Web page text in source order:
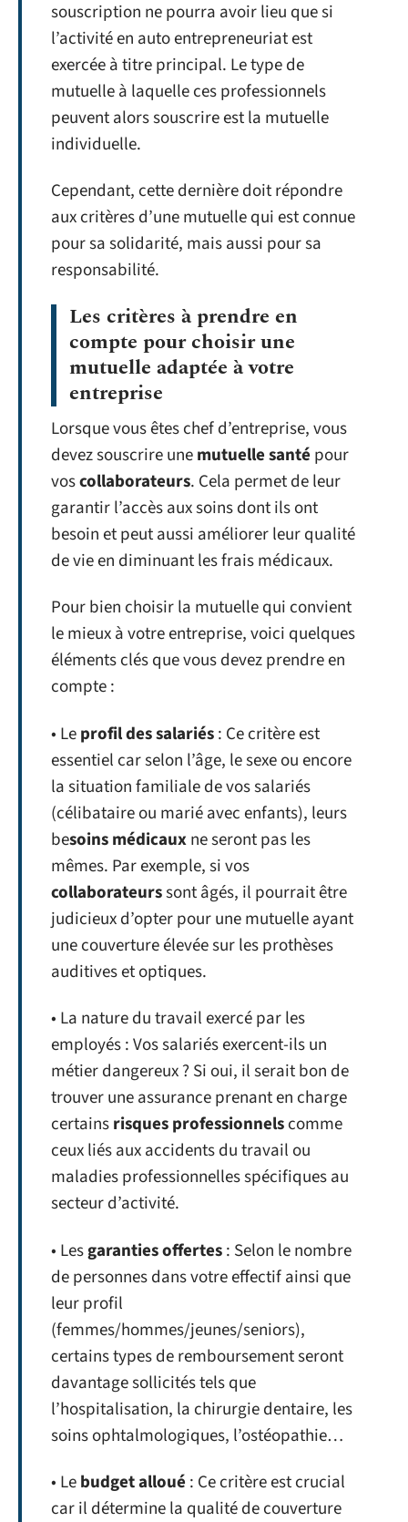
souscription ne pourra avoir lieu que si
l’activité en auto entrepreneuriat est
exercée à titre principal. Le type de
mutuelle à laquelle ces professionnels
peuvent alors souscrire est la mutuelle
individuelle.
Cependant, cette dernière doit répondre
aux critères d’une mutuelle qui est connue
pour sa solidarité, mais aussi pour sa
responsabilité.
Les critères à prendre en
compte pour choisir une
mutuelle adaptée à votre
entreprise
Lorsque vous êtes chef d’entreprise, vous
devez souscrire unemutuelle santé pour
voscollaborateurs. Cela permet de leur
garantir l’accès aux soins dont ils ont
besoin et peut aussi améliorer leur qualité
de vie en diminuant les frais médicaux.
Pour bien choisir la mutuelle qui convient
le mieux à votre entreprise, voici quelques
éléments clés que vous devez prendre en
compte :
• Leprofil des salariés: Ce critère est
essentiel car selon l’âge, le sexe ou encore
la situation familiale de vos salariés
(célibataire ou marié avec enfants), leurs
besoins médicauxne seront pas les
mêmes. Par exemple, si vos
collaborateurssont âgés, il pourrait être
judicieux d’opter pour une mutuelle ayant
une couverture élevée sur les prothèses
auditives et optiques.
• La nature du travail exercé par les
employés : Vos salariés exercent-ils un
métier dangereux ? Si oui, il serait bon de
trouver une assurance prenant en charge
certainsrisques professionnelscomme
ceux liés aux accidents du travail ou
maladies professionnelles spécifiques au
secteur d’activité.
• Lesgaranties offertes: Selon le nombre
de personnes dans votre effectif ainsi que
leur profil
(femmes/hommes/jeunes/seniors),
certains types de remboursement seront
davantage sollicités tels que
l’hospitalisation, la chirurgie dentaire, les
soins ophtalmologiques, l’ostéopathie…
• Lebudget alloué : Ce critère est crucial
car il détermine la qualité de couverture